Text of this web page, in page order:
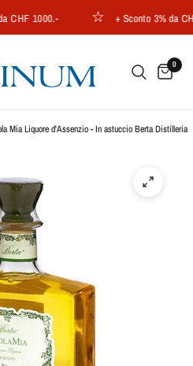
1000.- + Sconto 3% da CHF
0
Mia Liquore d'Assenzio - In astuccio Berta Distilleria